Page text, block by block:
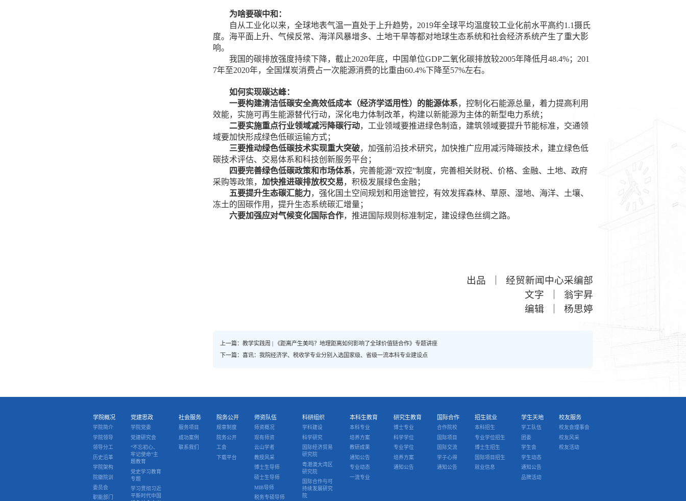
为啥要碳中和：
自从工业化以来，全球地表气温一直处于上升趋势， 2019年全球平均温度较工业化前水平高约1.1摄氏
度。海平面上升、气候反常、海洋风暴增多、土地干旱等都对地球生态系统和社会经济系统产生了重大影
响。
我国的碳排放强度持续下降，截止2020年底，中国单位GDP二氧化碳排放较2005年降低月48.4%；201
7年至2020年，全国煤炭消费占一次能源消费的比重由60.4%下降至57%左右。
如何实现碳达峰：
一要构建清洁低碳安全高效低成本（经济学适用性）的能源体系，控制化石能源总量，着力提高利用
效能，实施可再生能源替代行动，深化电力体制改革，构建以新能源为主体的新型电力系统；
二要实施重点行业领域减污降碳行动，工业领域要推进绿色制造，建筑领域要提升节能标准，交通领
域要加快形成绿色低碳运输方式；
三要推动绿色低碳技术实现重大突破，加强前沿技术研究，加快推广应用减污降碳技术，建立绿色低
碳技术评估、交易体系和科技创新服务平台；
四要完善绿色低碳政策和市场体系，完善能源“双控”制度，完善相关财税、价格、金融、土地、政府
采购等政策， 加快推进碳排放权交易，积极发展绿色金融；
五要提升生态碳汇能力，强化国土空间规划和用途管控，有效发挥森林、草原、湿地、海洋、土壤、
冻土的固碳作用，提升生态系统碳汇增量；
六要加强应对气候变化国际合作，推进国际规则标准制定，建设绿色丝绸之路。
出品
经贸新闻中心采编部
文字
翁宇昇
编辑
杨思婷
上一篇：教学实践周 | 《距离产生美吗？地理距离如何影响了全球价值链合作》专题讲座
下一篇：喜讯：我院经济学、税收学专业分别入选国家级、省级一流本科专业建设点
学院概况
学院简介
学院领导
领导分工
历史沿革
学院架构
院徽院训
委员会
职能部门
党建思政
学院党委
党建研究会
“不忘初心、
牢记使命”主
题教育
党史学习教育
专题
学习贯彻习近
平新时代中国
社会服务
服务项目
成功案例
联系我们
院务公开
规章制度
院务公开
工会
下载平台
师资队伍
师资概况
现有师资
云山学者
教授风采
博士生导师
硕士生导师
MIB导师
税务专硕导师
科研组织
学科建设
科学研究
国际经济贸易
研究院
粤港澳大湾区
研究院
国际合作与可
持续发展研究
院
本科生教育
本科专业
培养方案
教研成果
通知公告
专业动态
一流专业
研究生教育
博士专业
科学学位
专业学位
培养方案
通知公告
国际合作
合作院校
国际项目
国际交流
学子心得
通知公告
招生就业
本科招生
专业学位招生
博士生招生
国际项目招生
就业信息
学生天地
学工队伍
团委
学生会
学生动态
通知公告
品牌活动
校友服务
校友会理事会
校友风采
校友活动